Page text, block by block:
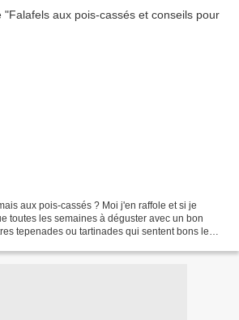
aux pois-cassés ? Moi j'en raffole et si je
toutes les semaines à déguster avec un bon
tepenades ou tartinades qui sentent bons le